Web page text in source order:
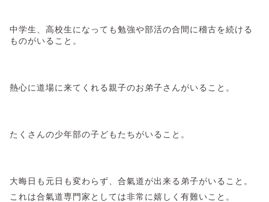
中学生、高校生になっても勉強や部活の合間に稽古を続ける
ものがいること。
熱心に道場に来てくれる親子のお弟子さんがいること。
たくさんの少年部の子どもたちがいること。
大晦日も元日も変わらず、合氣道が出来る弟子がいること。
これは合氣道専門家としては非常に嬉しく有難いこと。